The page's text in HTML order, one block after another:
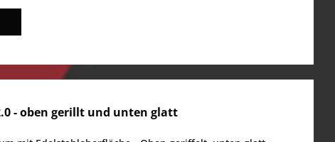
- oben gerillt und unten glatt